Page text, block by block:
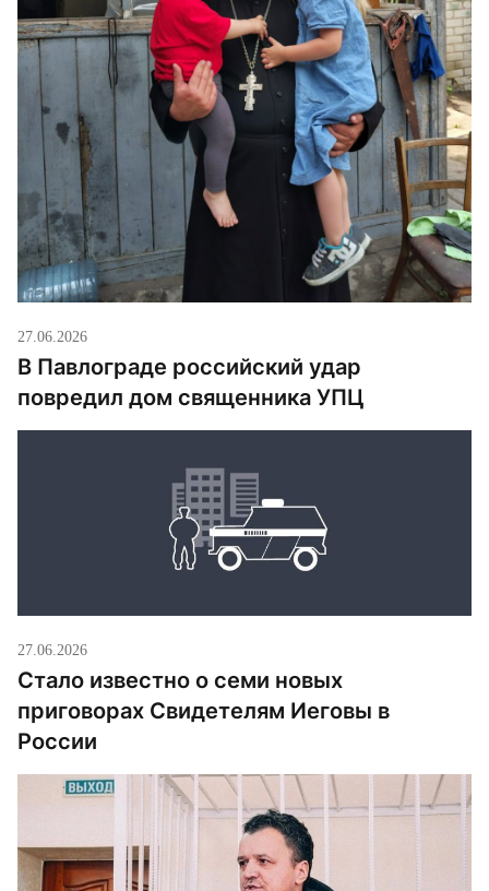
27.06.2026
В Павлограде российский удар
повредил дом священника УПЦ
27.06.2026
Стало известно о семи новых
приговорах Свидетелям Иеговы в
России